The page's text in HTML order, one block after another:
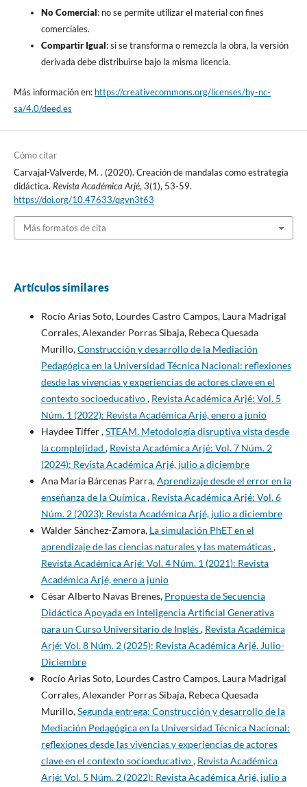
No Comercial: no se permite utilizar el material con fines
comerciales.
Compartir Igual: si se transforma o remezcla la obra, la versión
derivada debe distribuirse bajo la misma licencia.
Más información en: https://creativecommons.org/licenses/by-nc-
sa/4.0/deed.es
Cómo citar
Carvajal-Valverde, M. . (2020). Creación de mandalas como estrategia
didáctica. Revista Académica Arjé,3(1), 53-59.
https://doi.org/10.47633/qgvn3t63
Más formatos de cita
Artículos similares
Rocío Arias Soto, Lourdes Castro Campos, Laura Madrigal
Corrales, Alexander Porras Sibaja, Rebeca Quesada
Murillo,Construcción y desarrollo de la Mediación
Pedagógica en la Universidad Técnica Nacional: reflexiones
desde las vivencias y experiencias de actores clave en el
contexto socioeducativo, Revista Académica Arjé: Vol. 5
Núm. 1 (2022): Revista Académica Arjé, enero a junio
Haydee Tiffer ,STEAM. Metodología disruptiva vista desde
la complejidad , Revista Académica Arjé: Vol. 7 Núm. 2
(2024): Revista Académica Arjé, julio a diciembre
Ana María Bárcenas Parra,Aprendizaje desde el error en la
enseñanza de la Química, Revista Académica Arjé: Vol. 6
Núm. 2 (2023): Revista Académica Arjé, julio a diciembre
Walder Sánchez-Zamora, La simulación PhET en el
aprendizaje de las ciencias naturales y las matemáticas,
Revista Académica Arjé: Vol. 4 Núm. 1 (2021): Revista
Académica Arjé, enero a junio
César Alberto Navas Brenes, Propuesta de Secuencia
Didáctica Apoyada en Inteligencia Artificial Generativa
para un Curso Universitario de Inglés, Revista Académica
Arjé: Vol. 8 Núm. 2 (2025): Revista Académica Arjé. Julio-
Diciembre
Rocío Arias Soto, Lourdes Castro Campos, Laura Madrigal
Corrales, Alexander Porras Sibaja, Rebeca Quesada
Murillo,Segunda entrega: Construcción y desarrollo de la
Mediación Pedagógica en la Universidad Técnica Nacional:
reflexiones desde las vivencias y experiencias de actores
clave en el contexto socioeducativo, Revista Académica
Arjé: Vol. 5 Núm. 2 (2022): Revista Académica Arjé, julio a